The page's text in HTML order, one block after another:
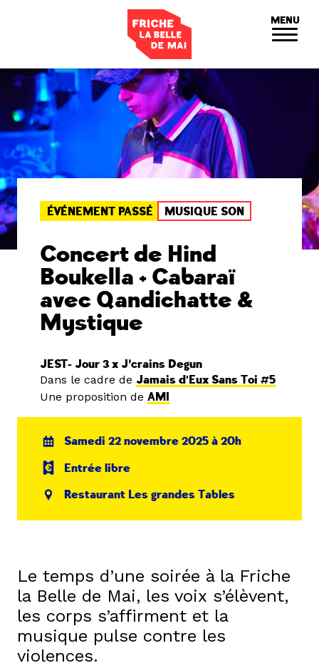
MENU
ÉVÉNEMENT PASSÉ MUSIQUE SON
Concert de Hind
Boukella + Cabaraï
avec Qandichatte &
Mystique
JEST- Jour 3 x J’crains Degun
Dans le cadre de Jamais d'Eux Sans Toi #5
Une proposition de AMI
Samedi 22 novembre 2025 à 20h
Entrée libre
Restaurant Les grandes Tables
Le temps d’une soirée à la Friche
la Belle de Mai, les voix s’élèvent,
les corps s’affirment et la
musique pulse contre les
violences.
Panneau de gestion des cookies